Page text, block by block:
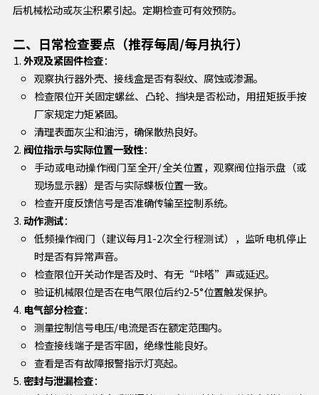
后机械松动或灰尘积累引起。定期检查可有效预防。
二、日常检查要点（推荐每周/每月执行）
外观及紧固件检查：
观察执行器外壳、接线盒是否有裂纹、腐蚀或渗漏。
检查限位开关固定螺丝、凸轮、挡块是否松动，用扭矩扳手按
厂家规定力矩紧固。
清理表面灰尘和油污，确保散热良好。
阀位指示与实际位置一致性：
手动或电动操作阀门至全开/全关位置，观察阀位指示盘（或
现场显示器）是否与实际蝶板位置一致。
检查开度反馈信号是否准确传输至控制系统。
动作测试：
低频操作阀门（建议每月1-2次全行程测试），监听电机停止
时是否有异常声音。
检查限位开关动作是否及时、有无“咔嗒”声或延迟。
验证机械限位是否在电气限位后约2-5°位置触发保护。
电气部分检查：
测量控制信号电压/电流是否在额定范围内。
检查接线端子是否牢固，绝缘性能良好。
查看是否有故障报警指示灯亮起。
密封与泄漏检查：